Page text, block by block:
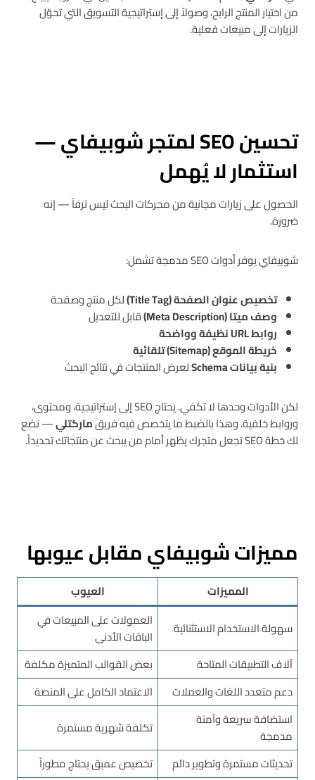
من اختيار المنتج الرابح، وصولاً إلى إستراتيجية التسويق التي تحوّل
الزيارات إلى مبيعات فعلية.
تحسين SEO لمتجر شوبيفاي —
استثمار لا يُهمل
الحصول على زيارات مجانية من محركات البحث ليس ترفاً — إنه
ضرورة.
شوبيفاي يوفر أدوات SEO مدمجة تشمل:
تخصيص عنوان الصفحة (Title Tag)
لكل منتج وصفحة
وصف ميتا (Meta Description)
قابل للتعديل
روابط URL نظيفة وواضحة
خريطة الموقع (Sitemap) تلقائية
بنية بيانات Schema
لعرض المنتجات في نتائج البحث
لكن الأدوات وحدها لا تكفي. يحتاج SEO إلى إستراتيجية، ومحتوى،
وروابط خلفية. وهذا بالضبط ما يتخصص فيه فريقماركتلي— نضع
لك خطة SEO تجعل متجرك يظهر أمام من يبحث عن منتجاتك تحديداً.
مميزات شوبيفاي مقابل عيوبها
المميزات
العيوب
سهولة الاستخدام الاستثنائية
العمولات على المبيعات في
الباقات الأدنى
آلاف التطبيقات المتاحة
بعض القوالب المتميزة مكلفة
دعم متعدد اللغات والعملات
الاعتماد الكامل على المنصة
استضافة سريعة وآمنة
مدمجة
تكلفة شهرية مستمرة
تحديثات مستمرة وتطوير دائم
تخصيص عميق يحتاج مطوراً